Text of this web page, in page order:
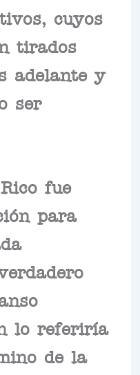
cuyos
tirados
adelante y
ser
fue
para
lo referiría
de la